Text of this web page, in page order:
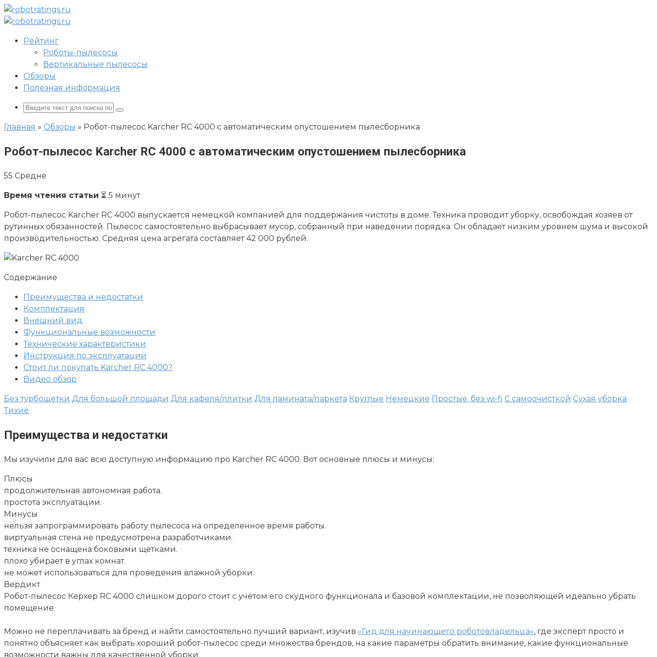
Перейти
к
Рейтинг
Роботы-пылесосы
Вертикальные пылесосы
Обзоры
Полезная информация
Поиск:
Главная » Обзоры » Робот-пылесос Karcher RC 4000 с автоматическим опустошением пылесборника
Робот-пылесос Karcher RC 4000 с автоматическим опустошением пылесборника
55 Средне
Время чтения статьи ⏳ 5 минут
Робот-пылесос Karcher RC 4000 выпускается немецкой компанией для поддержания чистоты в доме. Техника проводит уборку, освобождая хозяев от
рутинных обязанностей. Пылесос самостоятельно выбрасывает мусор, собранный при наведении порядка. Он обладает низким уровнем шума и высокой
производительностью. Средняя цена агрегата составляет 42 000 рублей.
Содержание
Преимущества и недостатки
Комплектация
Внешний вид
Функциональные возможности
Технические характеристики
Инструкция по эксплуатации
Стоит ли покупать Karcher RC 4000?
Видео обзор
Без турбощетки Для большой площади Для кафеля/плитки Для ламината/паркета Круглые Немецкие Простые, без wi-fi С самоочисткой Сухая уборка
Тихие
Преимущества и недостатки
Мы изучили для вас всю доступную информацию про Karcher RC 4000. Вот основные плюсы и минусы:
Плюсы
продолжительная автономная работа.
простота эксплуатации.
Минусы
нельзя запрограммировать работу пылесоса на определенное время работы.
виртуальная стена не предусмотрена разработчиками.
техника не оснащена боковыми щётками.
плохо убирает в углах комнат.
не может использоваться для проведения влажной уборки.
Вердикт
Робот-пылесос Керхер RC 4000 слишком дорого стоит с учётом его скудного функционала и базовой комплектации, не позволяющей идеально убрать
помещение.
Можно не переплачивать за бренд и найти самостоятельно лучший вариант, изучив «Гид для начинающего роботовладельца», где эксперт просто и
понятно объясняет как выбрать хороший робот-пылесос среди множества брендов, на какие параметры обратить внимание, какие функциональные
возможности важны для качественной уборки.